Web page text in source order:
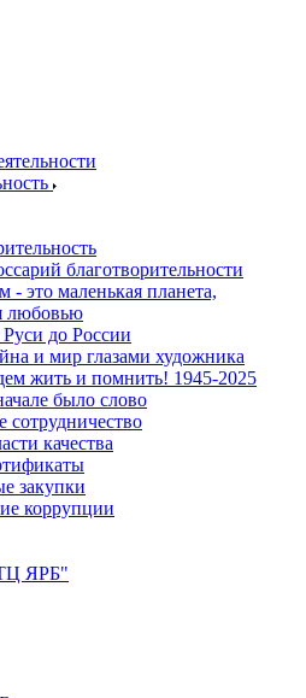
благотворительности
- это маленькая планета,
любовью
до России
и мир глазами художника
жить и помнить! 1945-2025
было слово
качества
закупки
коррупции
ЯРБ"